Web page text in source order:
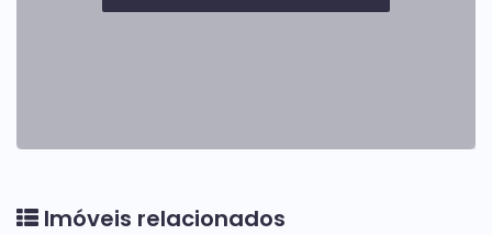
Imóveis relacionados